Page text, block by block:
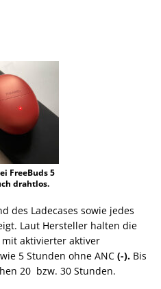
FreeBuds 5
drahtlos.
des Ladecases sowie jedes
Laut Hersteller halten die
aktivierter aktiver
5 Stunden ohne ANC (-). Bis
20 bzw. 30 Stunden.